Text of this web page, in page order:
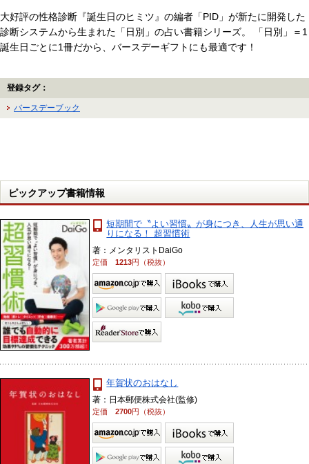
大好評の性格診断『誕生日のヒミツ』の編者「PID」が新たに開発した
診断システムから生まれた「日別」の占い書籍シリーズ。 「日別」＝1
誕生日ごとに1冊だから、バースデーギフトにも最適です！
登録タグ：
バースデーブック
ピックアップ書籍情報
短期間で〝よい習慣〟が身につき、人生が思い通
りになる！ 超習慣術
著：メンタリストDaiGo
定価1213円（税抜）
年賀状のおはなし
著：日本郵便株式会社(監修)
定価2700円（税抜）